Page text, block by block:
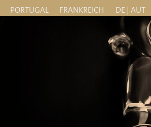
PORTUGAL FRANKREICH DE | AUT